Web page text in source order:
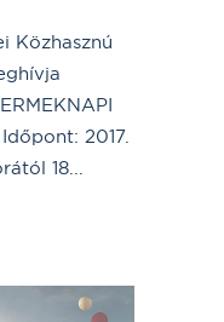
Közhasznú
2017.
18...